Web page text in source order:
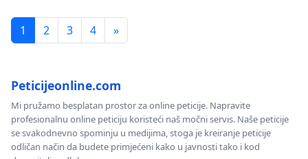
1 2 3 4 »
Peticijeonline.com
Mi pružamo besplatan prostor za online peticije. Napravite
profesionalnu online peticiju koristeći naš močni servis. Naše peticije
se svakodnevno spominju u medijima, stoga je kreiranje peticije
odličan način da budete primjećeni kako u javnosti tako i kod